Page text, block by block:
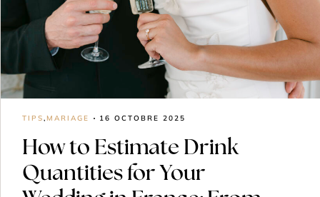
TIPS, MARIAGE 16 OCTOBRE 2025
How to Estimate Drink
Quantities for Your